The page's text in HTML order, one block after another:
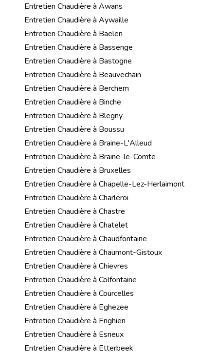
Entretien Chaudière à Awans
Entretien Chaudière à Aywaille
Entretien Chaudière à Baelen
Entretien Chaudière à Bassenge
Entretien Chaudière à Bastogne
Entretien Chaudière à Beauvechain
Entretien Chaudière à Berchem
Entretien Chaudière à Binche
Entretien Chaudière à Blegny
Entretien Chaudière à Boussu
Entretien Chaudière à Braine-L'Alleud
Entretien Chaudière à Braine-le-Comte
Entretien Chaudière à Bruxelles
Entretien Chaudière à Chapelle-Lez-Herlaimont
Entretien Chaudière à Charleroi
Entretien Chaudière à Chastre
Entretien Chaudière à Chatelet
Entretien Chaudière à Chaudfontaine
Entretien Chaudière à Chaumont-Gistoux
Entretien Chaudière à Chievres
Entretien Chaudière à Colfontaine
Entretien Chaudière à Courcelles
Entretien Chaudière à Eghezee
Entretien Chaudière à Enghien
Entretien Chaudière à Esneux
Entretien Chaudière à Etterbeek